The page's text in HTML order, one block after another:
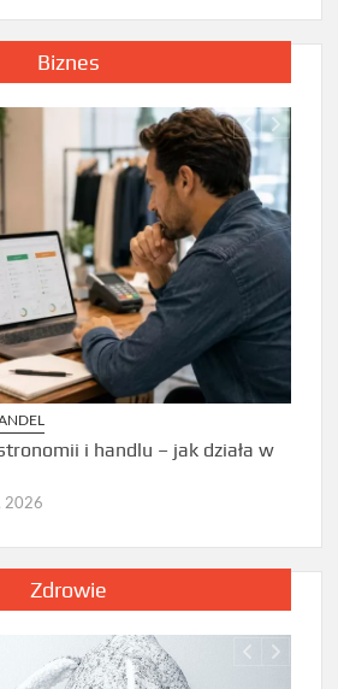
Biznes
i handlu – jak działa w
2026
Zdrowie